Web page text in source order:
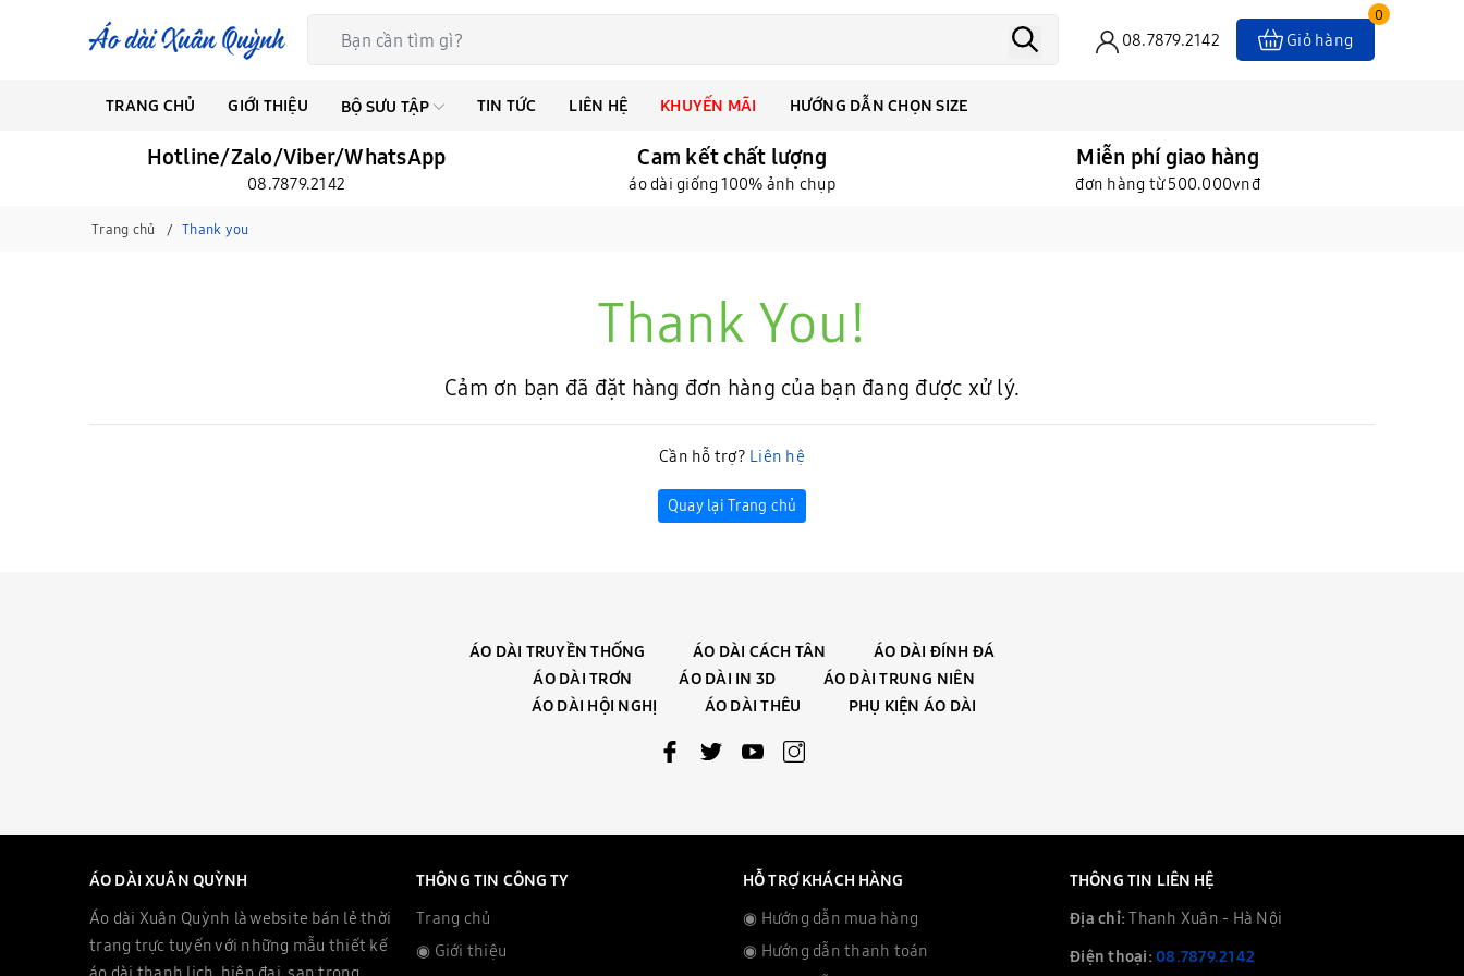
08.7879.2142
0
Giỏ hàng
TRANG CHỦ GIỚI THIỆU BỘ SƯU TẬP TIN TỨC LIÊN HỆ KHUYẾN MÃI HƯỚNG DẪN CHỌN SIZE
Hotline/Zalo/Viber/WhatsApp
08.7879.2142
Cam kết chất lượng
áo dài giống 100% ảnh chụp
Miễn phí giao hàng
đơn hàng từ 500.000vnđ
Trang chủ Thank you
Thank You!
Cảm ơn bạn đã đặt hàng đơn hàng của bạn đang được xử lý.
Cần hỗ trợ? Liên hệ
Quay lại Trang chủ
ÁO DÀI TRUYỀN THỐNG ÁO DÀI CÁCH TÂN
ÁO DÀI ĐÍNH ĐÁ
ÁO DÀI TRƠN
ÁO DÀI IN 3D
ÁO DÀI TRUNG NIÊN
ÁO DÀI HỘI NGHỊ
ÁO DÀI THÊU PHỤ KIỆN ÁO DÀI
ÁO DÀI XUÂN QUỲNH
Áo dài Xuân Quỳnh là website bán lẻ thời
trang trực tuyến với những mẫu thiết kế
THÔNG TIN CÔNG TY
Trang chủ
◉ Giới thiệu
HỖ TRỢ KHÁCH HÀNG
◉ Hướng dẫn mua hàng
◉ Hướng dẫn thanh toán
THÔNG TIN LIÊN HỆ
Địa chỉ:Thanh Xuân - Hà Nội
Điện thoại:08.7879.2142